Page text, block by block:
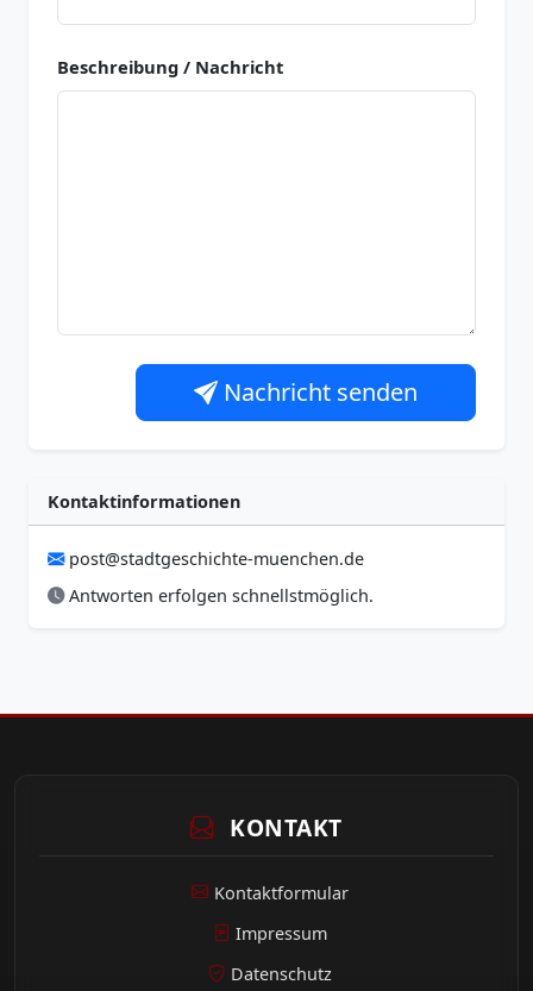
Beschreibung / Nachricht
Nachricht senden
Kontaktinformationen
post@stadtgeschichte-muenchen.de
Antworten erfolgen schnellstmöglich.
KONTAKT
Kontaktformular
Impressum
Datenschutz